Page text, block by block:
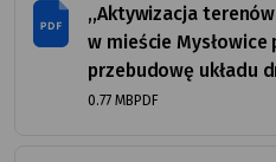
,,Aktywizacja
w mieście Mysłowice
przebudowę układu
rozmiar
0.77 MBFORMAT
PDF